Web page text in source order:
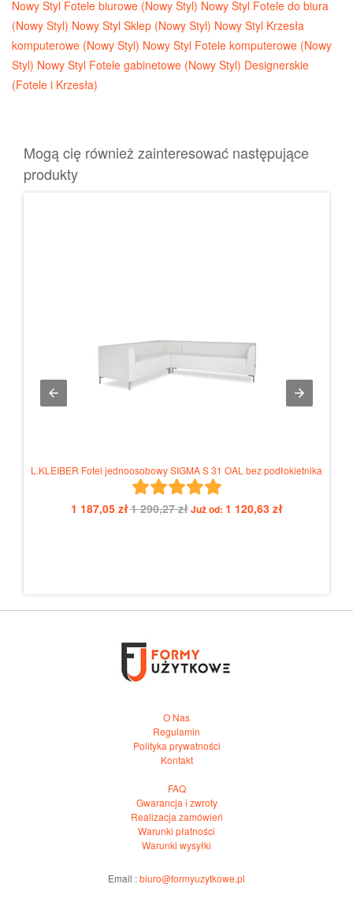
Nowy Styl Fotele biurowe (Nowy Styl) Nowy Styl Fotele do biura
(Nowy Styl) Nowy Styl Sklep (Nowy Styl) Nowy Styl Krzesła
komputerowe (Nowy Styl) Nowy Styl Fotele komputerowe (Nowy
Styl) Nowy Styl Fotele gabinetowe (Nowy Styl) Designerskie
(Fotele i Krzesła)
Mogą cię również zainteresować następujące
produkty
L.KLEIBER Fotel jednoosobowy SIGMA S 31 OAL bez podłokietnika
1 187,05 zł1 290,27 złJuż od: 1 120,63 zł
O Nas
Regulamin
Polityka prywatności
Kontakt
FAQ
Gwarancja i zwroty
Realizacja zamówień
Warunki płatności
Warunki wysyłki
Email :biuro@formyuzytkowe.pl